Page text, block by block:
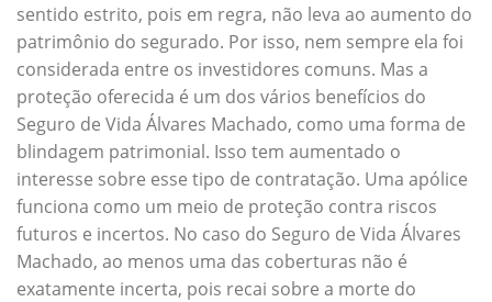
sentido estrito, pois em regra, não leva ao aumento do
patrimônio do segurado. Por isso, nem sempre ela foi
considerada entre os investidores comuns. Mas a
proteção oferecida é um dos vários benefícios do
Seguro de Vida Álvares Machado, como uma forma de
blindagem patrimonial. Isso tem aumentado o
interesse sobre esse tipo de contratação. Uma apólice
funciona como um meio de proteção contra riscos
futuros e incertos. No caso do Seguro de Vida Álvares
Machado, ao menos uma das coberturas não é
exatamente incerta, pois recai sobre a morte do